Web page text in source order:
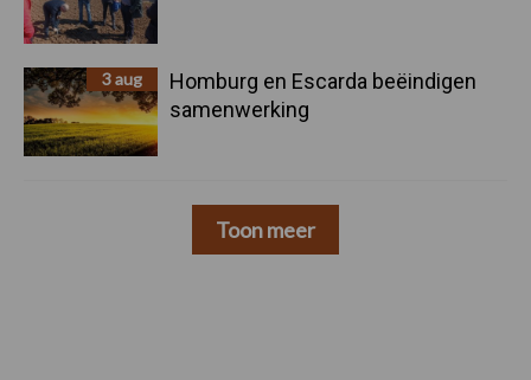
3 aug
Homburg en Escarda beëindigen
samenwerking
Toon meer